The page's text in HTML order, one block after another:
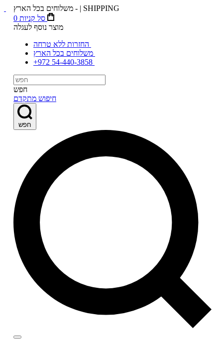
משלוחים בכל הארץ - | SHIPPING
0 סל קניות
מוצר נוסף לעגלה
+972 54-440-3858
חפש
חיפוש מתקדם
חפש